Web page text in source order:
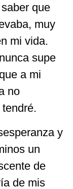
que
muy
mi vida.
supe
a mi
no
y
un
de
de mis